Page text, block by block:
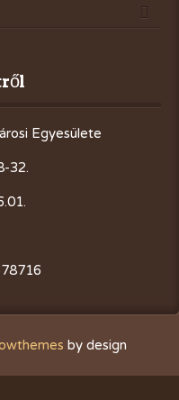
Egyesülete
32.
by design